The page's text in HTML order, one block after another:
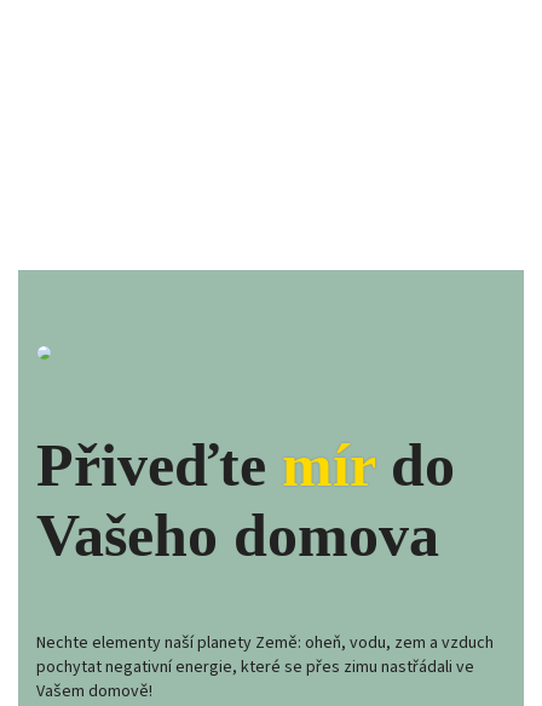
Přiveďte mír do
Vašeho domova
Nechte elementy naší planety Země: oheň, vodu, zem a vzduch
pochytat negativní energie, které se přes zimu nastřádali ve
Vašem domově!